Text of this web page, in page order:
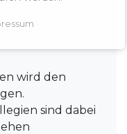
zur Stärkung
wird den
sind dabei